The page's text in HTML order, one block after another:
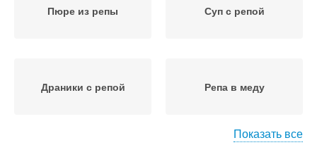
Пюре из репы Суп с репой
Драники с репой Репа в меду
Показать все